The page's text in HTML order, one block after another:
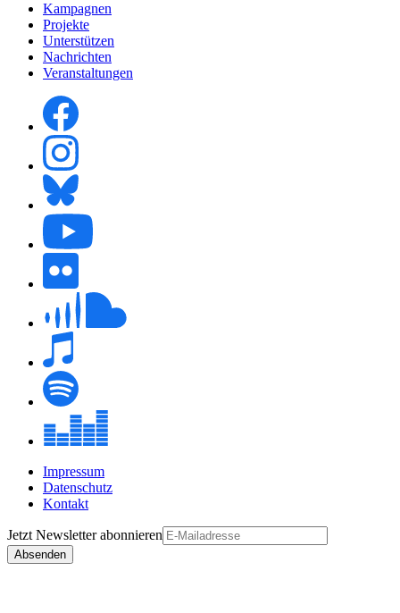
Kampagnen
Projekte
Unterstützen
Nachrichten
Veranstaltungen
Impressum
Datenschutz
Kontakt
Jetzt Newsletterabonnieren
Absenden